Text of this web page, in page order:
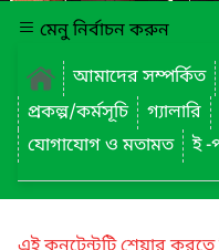
মেনু নির্বাচন করুন
আমাদের সম্পর্কিত
প্রকল্প/কর্মসূচি
গ্যালারি
যোগাযোগ ও মতামত
ই -